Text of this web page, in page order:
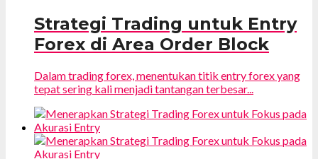
Strategi Trading untuk Entry
Forex di Area Order Block
Dalam trading forex, menentukan titik entry forex yang
tepat sering kali menjadi tantangan terbesar...